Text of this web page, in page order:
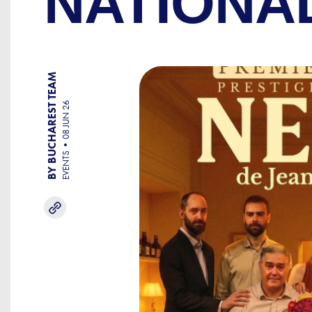
BY BUCHAREST TEAM EVENTS
08 JUN 26